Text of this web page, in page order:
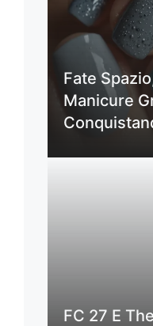
Fate
Manicure
FC 27 E